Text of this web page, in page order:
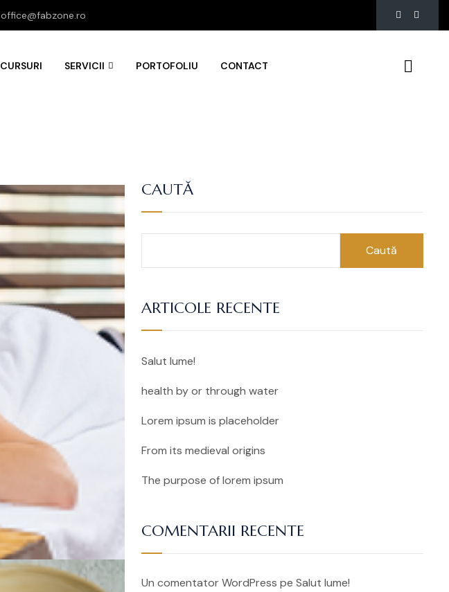
office@fabzone.ro
CURSURI SERVICII PORTOFOLIU CONTACT
CAUTĂ
Caută
ARTICOLE RECENTE
Salut lume!
health by or through water
Lorem ipsum is placeholder
From its medieval origins
The purpose of lorem ipsum
COMENTARII RECENTE
Un comentator WordPress pe Salut lume!